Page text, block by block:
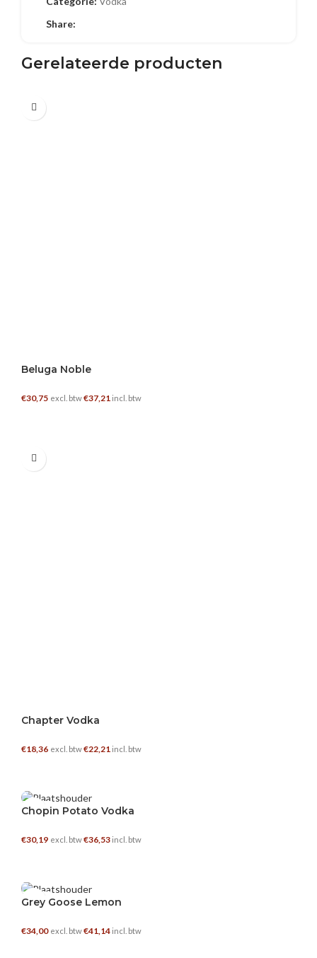
Share:
Gerelateerde producten
0.7 L
Beluga Noble
€30,75 excl. btw€37,21 incl. btw
0.5 L
Chapter Vodka
€18,36 excl. btw€22,21 incl. btw
0.7 L
Chopin Potato Vodka
€30,19 excl. btw€36,53 incl. btw
0.7 L
Grey Goose Lemon
€34,00 excl. btw€41,14 incl. btw